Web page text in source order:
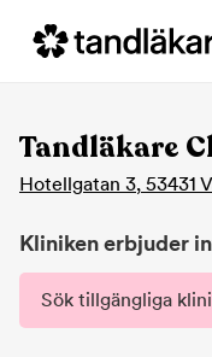
Tandläkare
Hotellgatan 3, 53431
Kliniken erbjuder
Sök tillgängliga